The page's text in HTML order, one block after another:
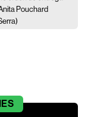
Pouchard